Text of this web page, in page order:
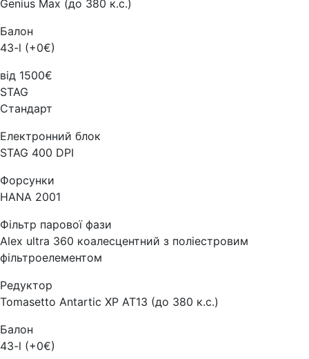
Genius Max (до 380 к.с.)
Балон
43-l (+0€)
від 1500€
STAG
Стандарт
Електронний блок
STAG 400 DPI
Форсунки
HANA 2001
Фільтр парової фази
Alex ultra 360 коалесцентний з поліестровим
фільтроелементом
Редуктор
Tomasetto Antartic XP AT13 (до 380 к.с.)
Балон
43-l (+0€)